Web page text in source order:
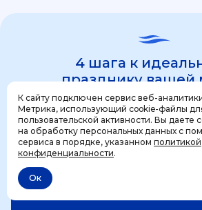
Позвонить+7 (499) 444-
К сайту подключен сервис веб-
Метрика, использующий cookie-файлы
пользовательской активности. Вы даете
на обработку персональных данных с
сервиса в порядке, указанном политикой
конфиденциальности.
Ок
4 шага к
празднику вашей
1 шаг